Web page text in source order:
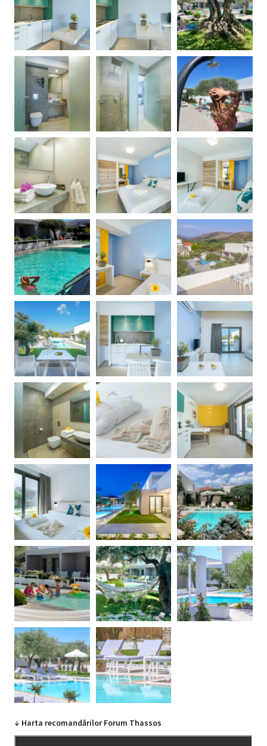
↓ Harta recomandărilor Forum Thassos